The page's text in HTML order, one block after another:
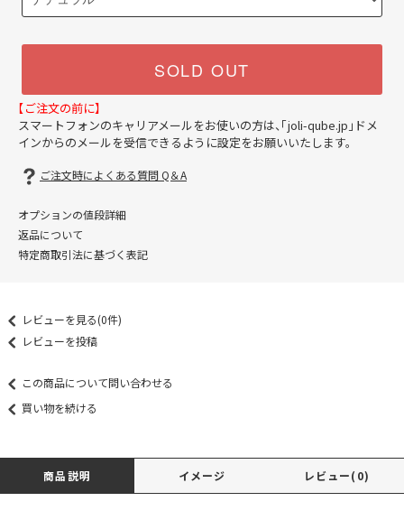
SOLD OUT
【ご注文の前に】
スマートフォンのキャリアメールをお使いの方は、「joli-qube.jp」ドメ
インからのメールを受信できるように設定をお願いいたします。
ご注文時によくある質問 Q＆A
オプションの値段詳細
返品について
特定商取引法に基づく表記
レビューを見る(0件)
レビューを投稿
この商品について問い合わせる
買い物を続ける
商品説明 イメージ レビュー(0)